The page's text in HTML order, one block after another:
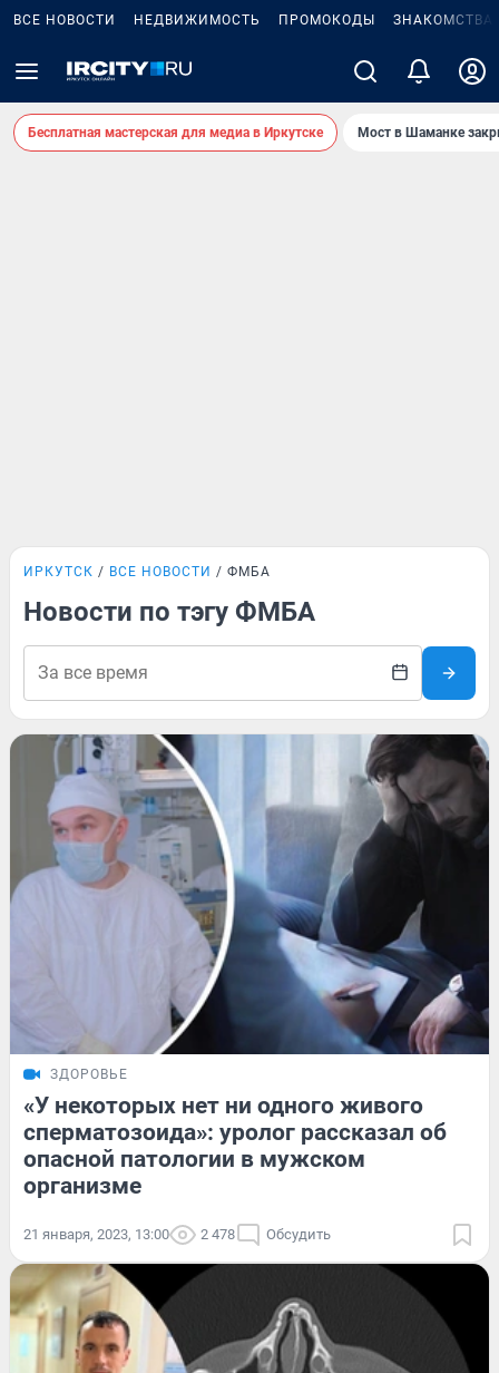
ВСЕ НОВОСТИ НЕДВИЖИМОСТЬ ПРОМОКОДЫ ЗНАКОМСТВА
Бесплатная мастерская для медиа в Иркутске Мост в Шаманке
ИРКУТСК ВСЕ НОВОСТИ ФМБА
Новости по тэгу ФМБА
ЗДОРОВЬЕ
«У некоторых нет ни одного живого
сперматозоида»: уролог рассказал об
опасной патологии в мужском
организме
21 января, 2023, 13:00 2 478 Обсудить